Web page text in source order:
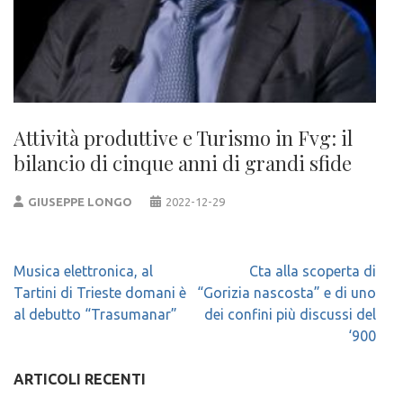
Attività produttive e Turismo in Fvg: il
bilancio di cinque anni di grandi sfide
GIUSEPPE LONGO 2022-12-29
Navigazione
articoli
Musica elettronica, al
Tartini di Trieste domani è
al debutto “Trasumanar”
Cta alla scoperta di
“Gorizia nascosta” e di uno
dei confini più discussi del
‘900
ARTICOLI RECENTI